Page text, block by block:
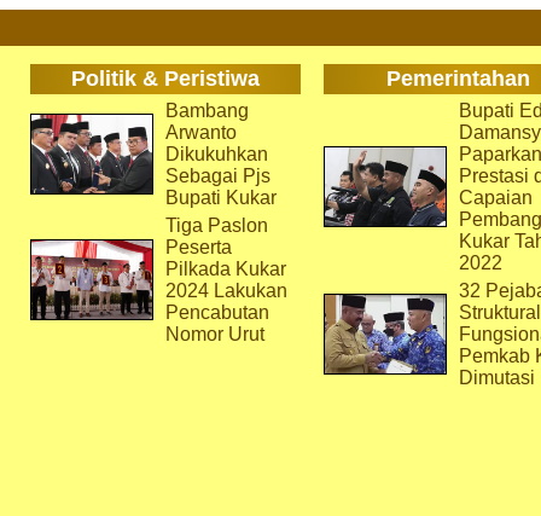
Politik & Peristiwa Pemerintahan
Bambang
Arwanto
Dikukuhkan
Sebagai Pjs
Bupati Kukar
Tiga Paslon
Peserta
Pilkada Kukar
2024 Lakukan
Pencabutan
Nomor Urut
Bupati
Paparkan
Prestasi
Capaian
Kukar
2022
32
Pemkab
Dimutasi